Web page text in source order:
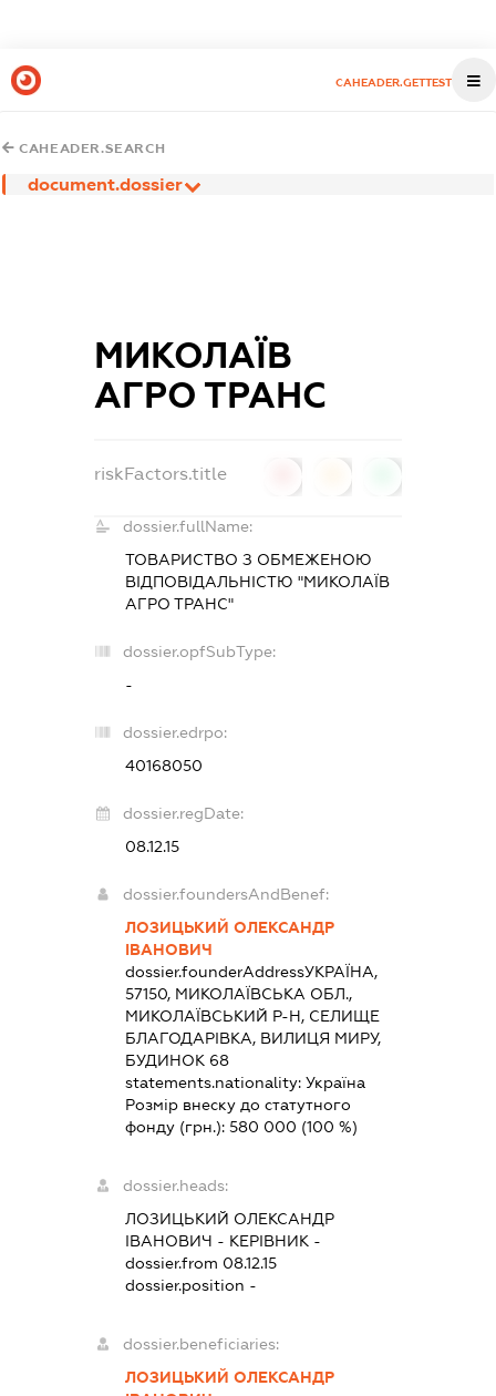
CAHEADER.GETTEST
CAHEADER.SEARCH
document.dossier
МИКОЛАЇВ
АГРО ТРАНС
riskFactors.title
dossier.fullName:
ТОВАРИСТВО З ОБМЕЖЕНОЮ
ВІДПОВІДАЛЬНІСТЮ "МИКОЛАЇВ
АГРО ТРАНС"
dossier.opfSubType:
-
dossier.edrpo:
40168050
dossier.regDate:
08.12.15
dossier.foundersAndBenef:
ЛОЗИЦЬКИЙ ОЛЕКСАНДР
ІВАНОВИЧ
dossier.founderAddressУКРАЇНА,
57150, МИКОЛАЇВСЬКА ОБЛ.,
МИКОЛАЇВСЬКИЙ Р-Н, СЕЛИЩЕ
БЛАГОДАРІВКА, ВИЛИЦЯ МИРУ,
БУДИНОК 68
statements.nationality:Україна
Розмір внеску до статутного
фонду (грн.):580 000 (100 %)
dossier.heads:
ЛОЗИЦЬКИЙ ОЛЕКСАНДР
ІВАНОВИЧ - КЕРІВНИК -
dossier.from 08.12.15
dossier.position -
dossier.beneficiaries:
ЛОЗИЦЬКИЙ ОЛЕКСАНДР